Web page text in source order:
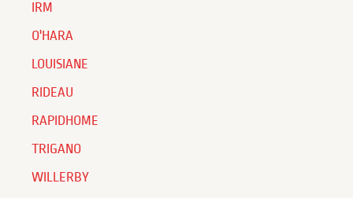
IRM
O'HARA
LOUISIANE
RIDEAU
RAPIDHOME
TRIGANO
WILLERBY